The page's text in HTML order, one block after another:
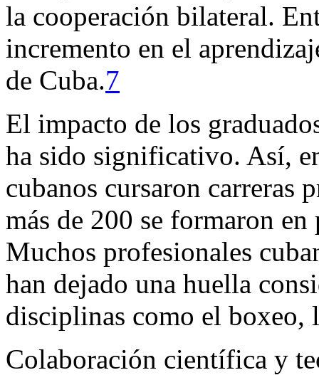
la cooperación bilateral.
incremento en el
de Cuba.7
El impacto de los
ha sido significativo. Así,
cubanos cursaron carreras
más de 200 se formaron
Muchos profesionales
han dejado una huella
disciplinas como el boxeo,
Colaboración científica y